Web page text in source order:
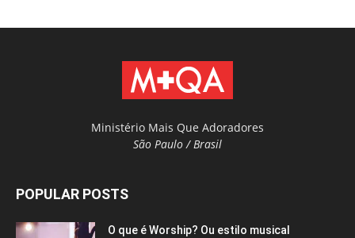
Ministério Mais Que Adoradores
São Paulo / Brasil
POPULAR POSTS
O que é Worship? Ou estilo musical